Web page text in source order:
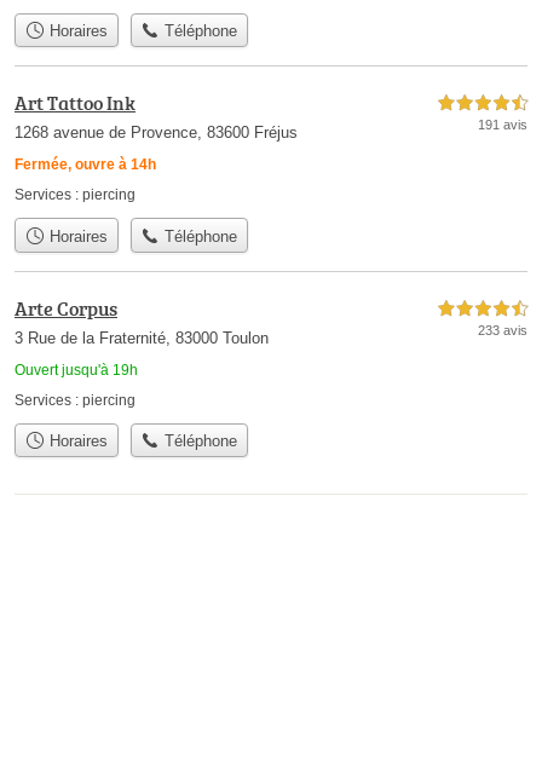
Horaires Téléphone
Art Tattoo Ink
1268 avenue de Provence, 83600 Fréjus
Fermée, ouvre à 14h
4,5 étoiles sur 5
191 avis
Services : piercing
Horaires Téléphone
Arte Corpus
3 Rue de la Fraternité, 83000 Toulon
Ouvert jusqu'à 19h
4,5 étoiles sur 5
233 avis
Services : piercing
Horaires Téléphone